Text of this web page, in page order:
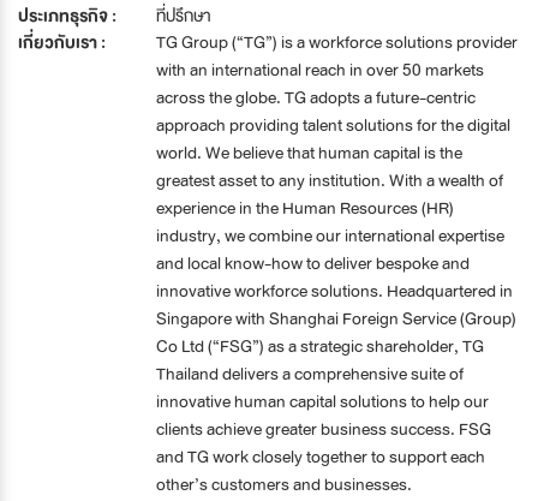
ประเภทธุรกิจ :
ที่ปรึกษา
เกี่ยวกับเรา :
TG Group (“TG”) is a workforce solutions provider
with an international reach in over 50 markets
across the globe. TG adopts a future-centric
approach providing talent solutions for the digital
world. We believe that human capital is the
greatest asset to any institution. With a wealth of
experience in the Human Resources (HR)
industry, we combine our international expertise
and local know-how to deliver bespoke and
innovative workforce solutions. Headquartered in
Singapore with Shanghai Foreign Service (Group)
Co Ltd (“FSG”) as a strategic shareholder, TG
Thailand delivers a comprehensive suite of
innovative human capital solutions to help our
clients achieve greater business success. FSG
and TG work closely together to support each
other’s customers and businesses.